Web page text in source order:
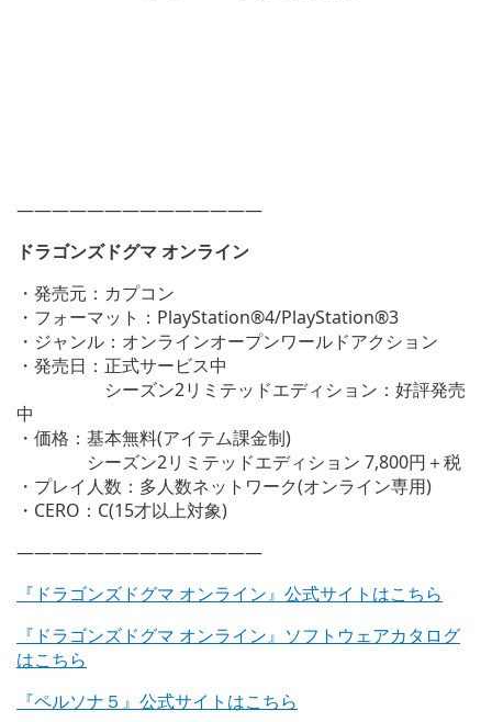
——————————————
ドラゴンズドグマ オンライン
・発売元：カプコン
・フォーマット：PlayStation®4/PlayStation®3
・ジャンル：オンラインオープンワールドアクション
・発売日：正式サービス中
シーズン2リミテッドエディション：好評発売
中
・価格：基本無料(アイテム課金制)
シーズン2リミテッドエディション 7,800円＋税
・プレイ人数：多人数ネットワーク(オンライン専用)
・CERO：C(15才以上対象)
——————————————
『ドラゴンズドグマ オンライン』公式サイトはこちら
『ドラゴンズドグマ オンライン』ソフトウェアカタログ
はこちら
『ペルソナ５』公式サイトはこちら